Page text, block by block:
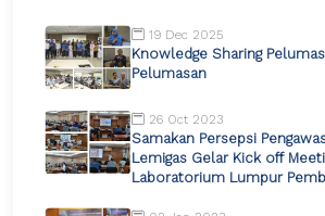
19 Dec 2025
Knowledge Sharing
Pelumasan
26 Oct 2023
Samakan Persepsi
Lemigas Gelar Kick off
Laboratorium Lumpur